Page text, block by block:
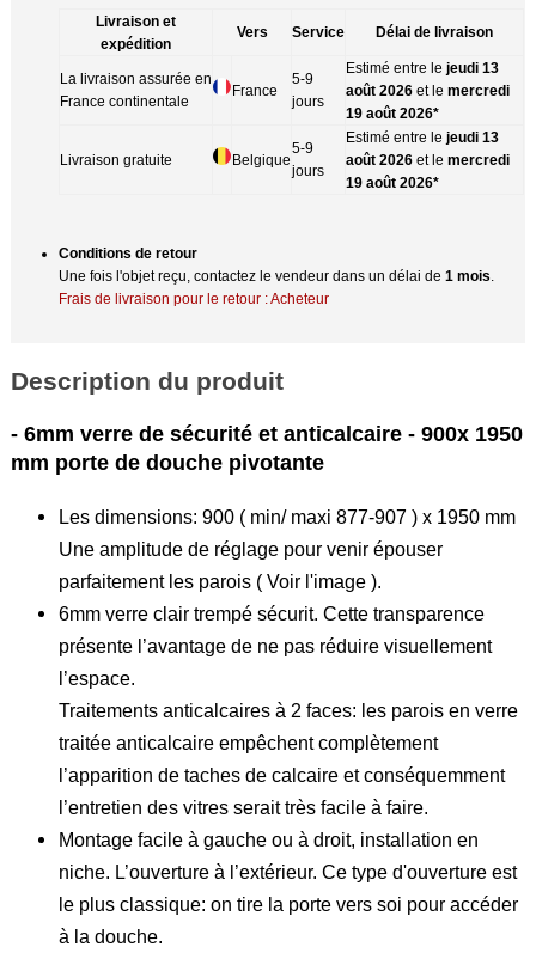
Livraison et
expédition
Vers Service Délai de livraison
La livraison assurée en
France continentale
France
5-9
jours
Estimé entre lejeudi 13
août 2026 et lemercredi
19 août 2026*
Livraison gratuite Belgique
5-9
jours
Estimé entre lejeudi 13
août 2026 et lemercredi
19 août 2026*
Conditions de retour
Une fois l'objet reçu, contactez le vendeur dans un délai de1 mois
Frais de livraison pour le retour : Acheteur
Description du produit
- 6mm verre de sécurité et anticalcaire - 900x 1950
mm porte de douche pivotante
Les dimensions: 900 ( min/ maxi 877-907 ) x 1950 mm
Une amplitude de réglage pour venir épouser
parfaitement les parois ( Voir l'image ).
6mm verre clair trempé sécurit. Cette transparence
présente l’avantage de ne pas réduire visuellement
l’espace.
Traitements anticalcaires à 2 faces: les parois en verre
traitée anticalcaire empêchent complètement
l’apparition de taches de calcaire et conséquemment
l’entretien des vitres serait très facile à faire.
Montage facile à gauche ou à droit, installation en
niche. L’ouverture à l’extérieur. Ce type d'ouverture est
le plus classique: on tire la porte vers soi pour accéder
à la douche.